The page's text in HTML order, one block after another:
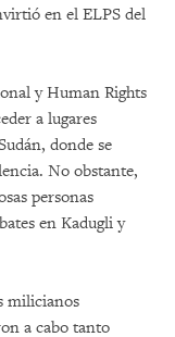
en el ELPS del
y Human Rights
a lugares
donde se
No obstante,
personas
en Kadugli y
milicianos
a cabo tanto